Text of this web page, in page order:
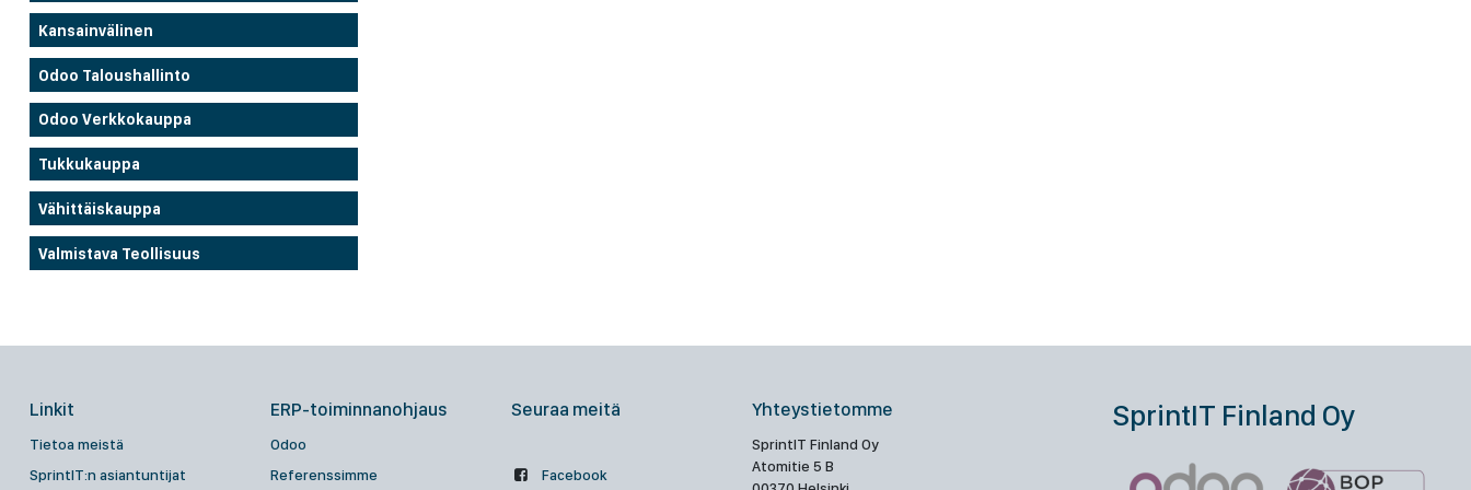
Kansainvälinen
Odoo Taloushallinto
Odoo Verkkokauppa
Tukkukauppa
Vähittäiskauppa
Valmistava Teollisuus
Linkit
Tietoa meistä
SprintIT:n asiantuntijat
ERP-toiminnanohjaus
Odoo
Referenssimme
Seuraa meitä
Facebook
Yhteystietomme
SprintIT Finland Oy
Atomitie 5 B
SprintIT Finland Oy